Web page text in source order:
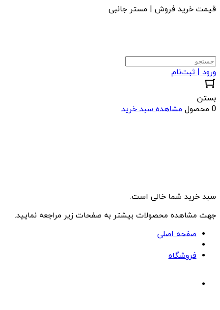
قیمت خرید فروش | مستر جانبی
ورود | ثبت‌نام
بستن
0 محصول
مشاهده سبد خرید
سبد خرید شما خالی است.
جهت مشاهده محصولات بیشتر به صفحات زیر مراجعه نمایید.
صفحه اصلی
فروشگاه